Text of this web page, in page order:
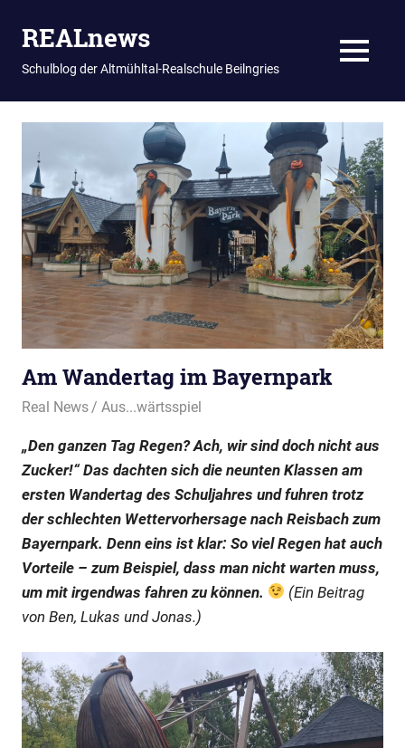
springen
REALnews
Schulblog der Altmühltal-Realschule Beilngries MENU
Am Wandertag im Bayernpark
10. Oktober 2024
Real News Aus...wärtsspiel
„Den ganzen Tag Regen? Ach, wir sind doch nicht aus
Zucker!“ Das dachten sich die neunten Klassen am
ersten Wandertag des Schuljahres und fuhren trotz
der schlechten Wettervorhersage nach Reisbach zum
Bayernpark. Denn eins ist klar: So viel Regen hat auch
Vorteile – zum Beispiel, dass man nicht warten muss,
um mit irgendwas fahren zu können.
(Ein Beitrag
von Ben, Lukas und Jonas.)